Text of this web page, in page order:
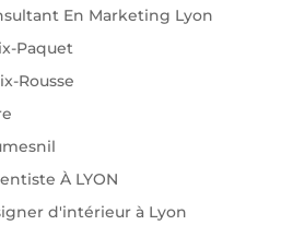
En Marketing Lyon
Paquet
Rousse
À LYON
d'intérieur à Lyon